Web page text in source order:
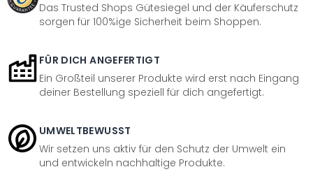
Das Trusted Shops Gütesiegel und der Käuferschutz
sorgen für 100%ige Sicherheit beim Shoppen.
FÜR DICH ANGEFERTIGT
Ein Großteil unserer Produkte wird erst nach Eingang
deiner Bestellung speziell für dich angefertigt.
UMWELTBEWUSST
Wir setzen uns aktiv für den Schutz der Umwelt ein
und entwickeln nachhaltige Produkte.